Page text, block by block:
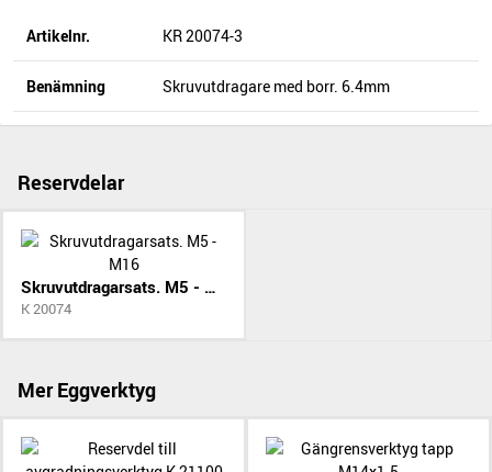
Artikelnr. KR 20074-3
Benämning Skruvutdragare med borr. 6.4mm
Reservdelar
Skruvutdragarsats. M5 - M16
K 20074
Mer Eggverktyg